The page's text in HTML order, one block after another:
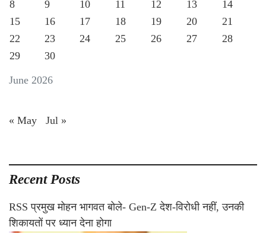
June 2026
8
9 10 11 12 13
14
15
16 17 18 19 20
21
22
23 24 25 26 27
28
29
30
« May Jul »
Recent Posts
RSS प्रमुख मोहन भागवत बोले- Gen-Z देश-विरोधी नहीं, उनकी
शिकायतों पर ध्यान देना होगा